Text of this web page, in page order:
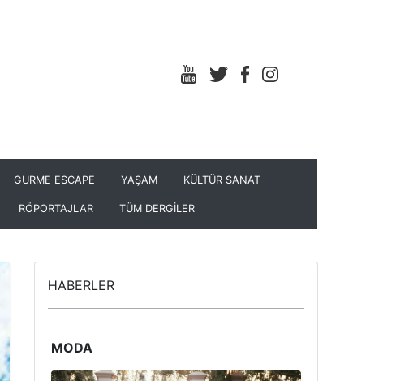
GURME ESCAPE YAŞAM KÜLTÜR SANAT
RÖPORTAJLAR TÜM DERGİLER
HABERLER
MODA